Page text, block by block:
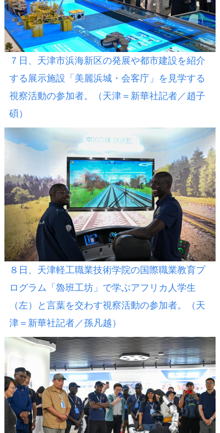
７日、天津市浜海新区の発展や都市建設を紹介
する展示施設「美麗浜城・会客庁」を見学する
視察活動の参加者。（天津＝新華社記者／趙子
碩）
８日、天津軽工職業技術学院の国際職業教育プ
ログラム「魯班工坊」で学ぶアフリカ人学生
（左）と言葉を交わす視察活動の参加者。（天
津＝新華社記者／孫凡越）